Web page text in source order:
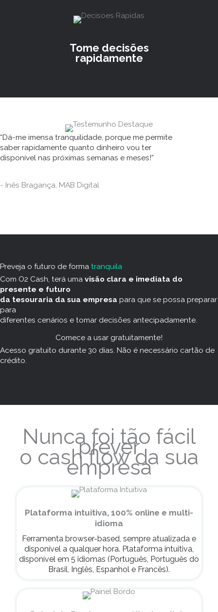
Tome decisões
rapidamente
“Dá-me imensa tranquilidade, porque me permite
saber rapidamente quanto dinheiro vou ter
disponível nas próximas semanas e meses!”
- Inês Bragança, MAB Digital
Preveja o futuro de forma tranquila
Com O2 Cash, terá uma visão clara e imediata do
presente e futuro
da tesouraria da sua empresa para que se possa preparar
para
diferentes cenários e tomar decisões antecipadamente.
Comece a usar gratuitamente!
Acesso gratuito durante 30 dias. Não é necessário cartão de
crédito.
Nunca foi tão fácil
prever
o cash flow da sua
empresa
Plataforma intuitiva, 100% online e multi-
idioma
Ferramenta browser-based, sempre atualizada e
disponível a qualquer hora. Plataforma intuitiva,
disponível em 5 idiomas (Português, Português do
Brasil, Inglês, Espanhol e Francês).